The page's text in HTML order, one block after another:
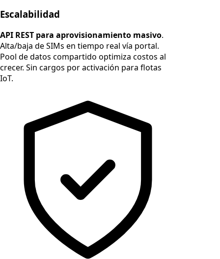
Escalabilidad
API REST para aprovisionamiento masivo.
Alta/baja de SIMs en tiempo real vía portal.
Pool de datos compartido optimiza costos al
crecer. Sin cargos por activación para flotas
IoT.